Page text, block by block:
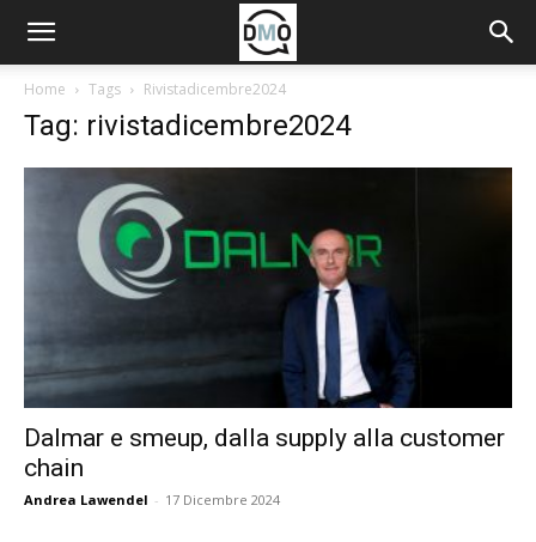
Home Tags Rivistadicembre2024
Tag: rivistadicembre2024
Dalmar e smeup, dalla supply alla customer
chain
Andrea Lawendel - 17 Dicembre 2024